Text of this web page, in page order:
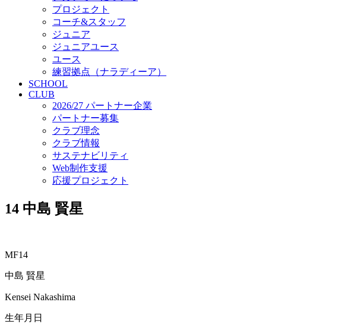
プロジェクト
コーチ&スタッフ
ジュニア
ジュニアユース
ユース
練習拠点（ナラディーア）
SCHOOL
CLUB
2026/27 パートナー企業
パートナー募集
クラブ理念
クラブ情報
サステナビリティ
Web制作支援
応援プロジェクト
14 中島 賢星
MF14
中島 賢星
Kensei Nakashima
生年月日